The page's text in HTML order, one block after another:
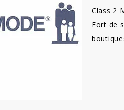
Class 2
Fort de